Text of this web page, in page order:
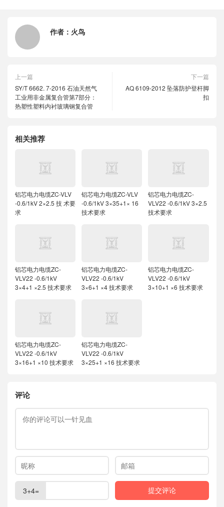
作者： 火鸟
上一篇
SY/T 6662. 7-2016 石油天然气
工业用非金属复合管第7部分：
热塑性塑料内衬玻璃钢复合管
下一篇
AQ 6109-2012 坠落防护登杆脚
扣
相关推荐
铝芯电力电缆ZC-VLV
-0.6/1kV 2×2.5 技 术要
求
铝芯电力电缆ZC-VLV
-0.6/1kV 3×35+1× 16
技术要求
铝芯电力电缆ZC-
VLV22 -0.6/1kV 3×2.5
技术要求
铝芯电力电缆ZC-
VLV22 -0.6/1kV
3×4+1 ×2.5 技术要求
铝芯电力电缆ZC-
VLV22 -0.6/1kV
3×6+1 ×4 技术要求
铝芯电力电缆ZC-
VLV22 -0.6/1kV
3×10+1 ×6 技术要求
铝芯电力电缆ZC-
VLV22 -0.6/1kV
3×16+1 ×10 技术要求
铝芯电力电缆ZC-
VLV22 -0.6/1kV
3×25+1 ×16 技术要求
评论
3+4=